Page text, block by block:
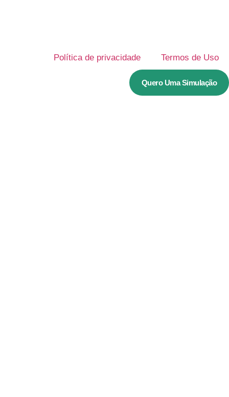
Política de privacidade Termos de Uso
Quero Uma Simulação